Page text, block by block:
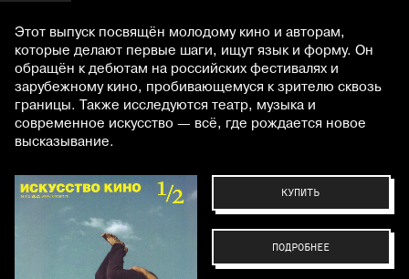
Этот выпуск посвящён молодому кино и авторам,
которые делают первые шаги, ищут язык и форму. Он
обращён к дебютам на российских фестивалях и
зарубежному кино, пробивающемуся к зрителю сквозь
границы. Также исследуются театр, музыка и
современное искусство — всё, где рождается новое
высказывание.
КУПИТЬ
ПОДРОБНЕЕ